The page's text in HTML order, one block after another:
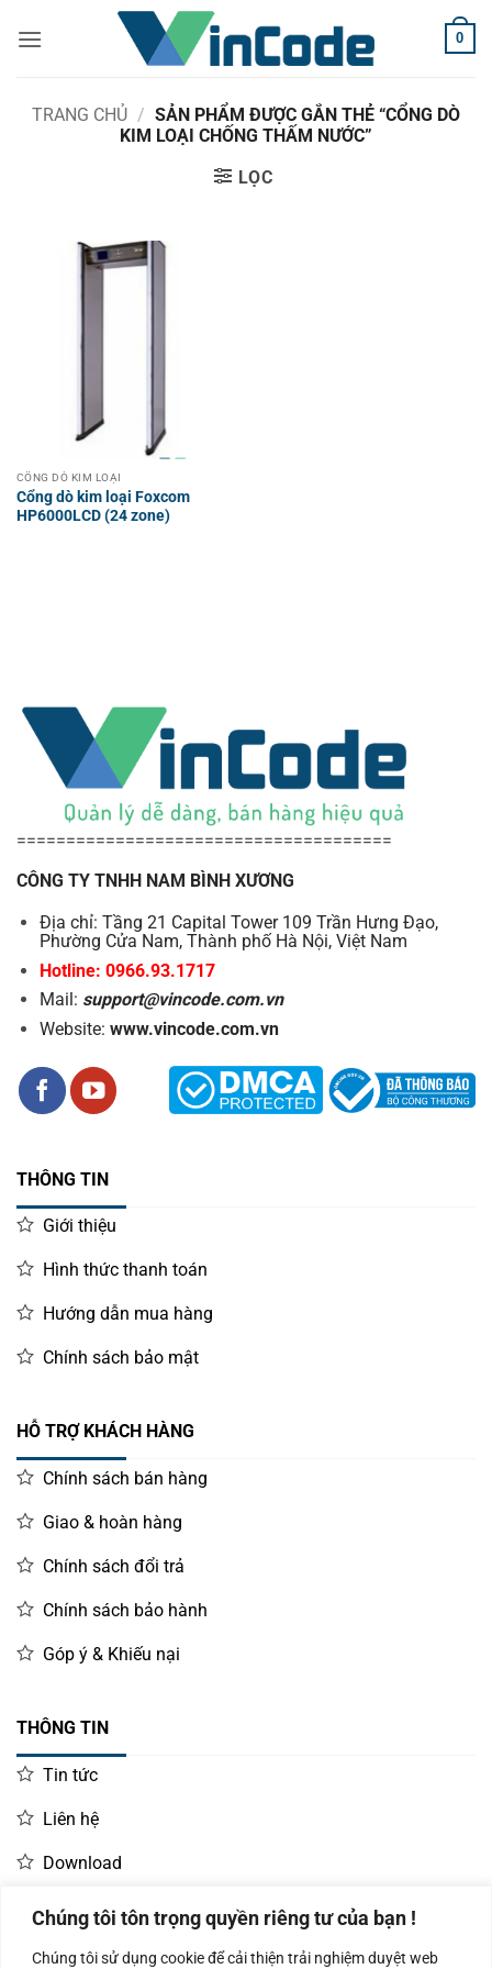
Chúng tôi tôn trọng quyền riêng tư của bạn !
Chúng tôi sử dụng cookie để cải thiện trải nghiệm duyệt web
qua
0
TRANG CHỦ / SẢN PHẨM ĐƯỢC GẮN THẺ “CỔNG DÒ
KIM LOẠI CHỐNG THẤM NƯỚC”
LỌC
CỔNG DÒ KIM LOẠI
Cổng dò kim loại Foxcom
HP6000LCD (24 zone)
======================================
CÔNG TY TNHH NAM BÌNH XƯƠNG
Địa chỉ: Tầng 21 Capital Tower 109 Trần Hưng Đạo,
Phường Cửa Nam, Thành phố Hà Nội, Việt Nam
Hotline: 0966.93.1717
Mail: support@vincode.com.vn
Website: www.vincode.com.vn
THÔNG TIN
Giới thiệu
Hình thức thanh toán
Hướng dẫn mua hàng
Chính sách bảo mật
HỖ TRỢ KHÁCH HÀNG
Chính sách bán hàng
Giao & hoàn hàng
Chính sách đổi trả
Chính sách bảo hành
Góp ý & Khiếu nại
THÔNG TIN
Tin tức
Liên hệ
Download
LIÊN HỆ MUA HÀNG